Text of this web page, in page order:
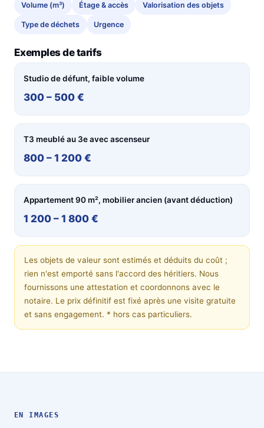
Volume (m³) Étage & accès Valorisation des objets
Type de déchets Urgence
Exemples de tarifs
Studio de défunt, faible volume
300 – 500 €
T3 meublé au 3e avec ascenseur
800 – 1 200 €
Appartement 90 m², mobilier ancien (avant déduction)
1 200 – 1 800 €
Les objets de valeur sont estimés et déduits du coût ;
rien n'est emporté sans l'accord des héritiers. Nous
fournissons une attestation et coordonnons avec le
notaire. Le prix définitif est fixé après une visite gratuite
et sans engagement. * hors cas particuliers.
EN IMAGES